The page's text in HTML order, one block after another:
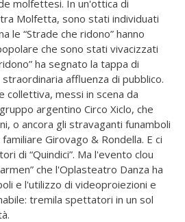
molfettesi. In un'ottica di
Molfetta, sono stati individuati
le “Strade che ridono” hanno
che sono stati vivacizzati
ha segnato la tappa di
affluenza di pubblico.
messi in scena da
argentino Circo Xiclo, che
o ancora gli stravaganti funamboli
Girovago & Rondella. E ci
di “Quindici”. Ma l'evento clou
che l'Oplasteatro Danza ha
e l'utilizzo di videoproiezioni e
tremila spettatori in un sol